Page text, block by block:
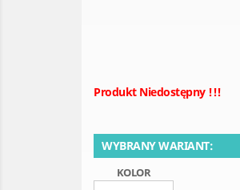
Produkt Niedostępny !!!
WYBRANY WARIANT:
KOLOR